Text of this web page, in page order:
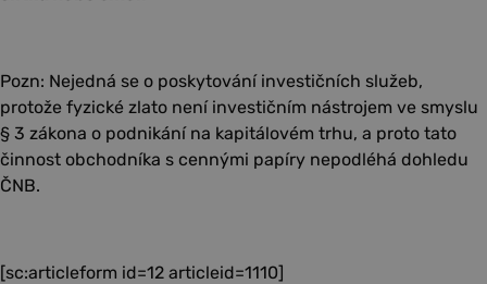
Pozn: Nejedná se o poskytování investičních služeb,
protože fyzické zlato není investičním nástrojem ve smyslu
§ 3 zákona o podnikání na kapitálovém trhu, a proto tato
činnost obchodníka s cennými papíry nepodléhá dohledu
ČNB.
[sc:articleform id=12 articleid=1110]